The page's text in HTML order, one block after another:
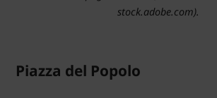
stock.adobe.com).
Piazza del Popolo